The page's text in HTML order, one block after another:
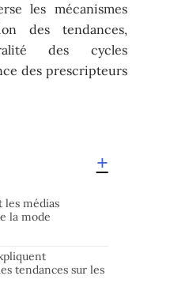
les mécanismes
des tendances,
des cycles
des prescripteurs
les médias
la mode
tendances sur les